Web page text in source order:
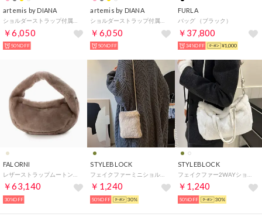
artemis by DIANA
￥6,050
50%OFF
artemis by DIANA
￥6,050
50%OFF
FURLA
バッグ （ブラック）
￥37,800
34%OFF ¥1,000
FALORNI
￥63,140
30%OFF
STYLEBLOCK
￥1,240
50%OFF 30%
STYLEBLOCK
￥1,240
50%OFF 30%